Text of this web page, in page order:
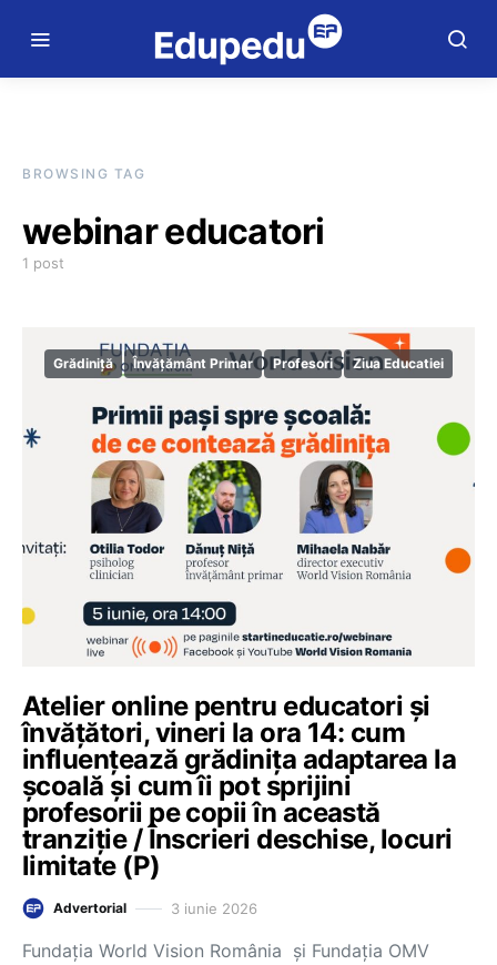
BROWSING TAG
webinar educatori
1 post
Grădiniță Învățământ Primar Profesori Ziua Educatiei
Atelier online pentru educatori și
învățători, vineri la ora 14: cum
influențează grădinița adaptarea la
școală și cum îi pot sprijini
profesorii pe copii în această
tranziție / Înscrieri deschise, locuri
limitate (P)
Advertorial 3 iunie 2026
Fundația World Vision România și Fundația OMV